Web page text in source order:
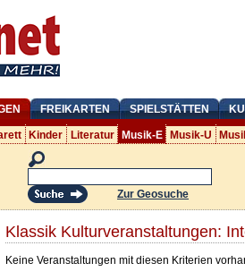
FREIKARTEN SPIELSTÄTTEN
Kinder Literatur Musik-E Musik-U
Zur Geosuche
Klassik Kulturveranstaltungen:
Keine Veranstaltungen mit diesen Kriterien